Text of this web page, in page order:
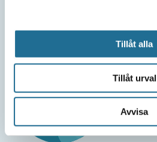
Tillåt alla
Tillåt urval
Avvisa
Tillgänglighetsredogörelse